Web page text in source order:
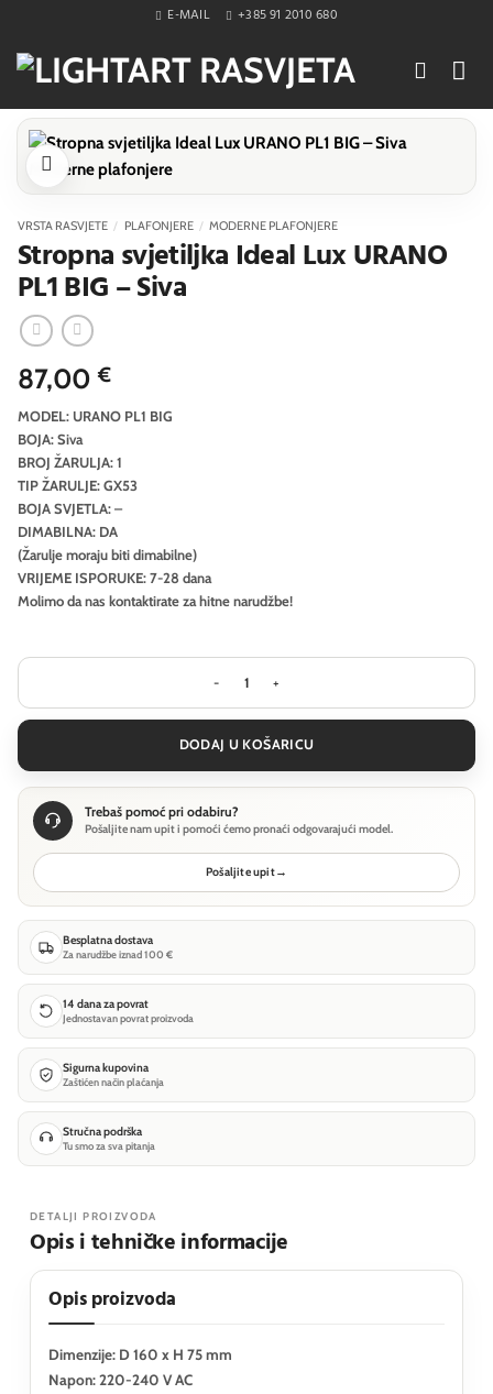
content
E-MAIL +385 91 2010 680
VRSTA RASVJETE / PLAFONJERE / MODERNE PLAFONJERE
Stropna svjetiljka Ideal Lux URANO
PL1 BIG – Siva
87,00 €
MODEL: URANO PL1 BIG
BOJA: Siva
BROJ ŽARULJA: 1
TIP ŽARULJE: GX53
BOJA SVJETLA: –
DIMABILNA: DA
(Žarulje moraju biti dimabilne)
VRIJEME ISPORUKE: 7-28 dana
Molimo da nas kontaktirate za hitne narudžbe!
Stropna svjetiljka Ideal Lux URANO
DODAJ U KOŠARICU
Trebaš pomoć pri odabiru?
Pošaljite nam upit i pomoći ćemo pronaći odgovarajući model.
Pošaljite upit→
Besplatna dostava
Za narudžbe iznad 100 €
14 dana za povrat
Jednostavan povrat proizvoda
Sigurna kupovina
Zaštićen način plaćanja
Stručna podrška
Tu smo za sva pitanja
DETALJI PROIZVODA
Opis i tehničke informacije
Opis proizvoda
Dimenzije: D 160 x H 75 mm
Napon: 220-240 V AC